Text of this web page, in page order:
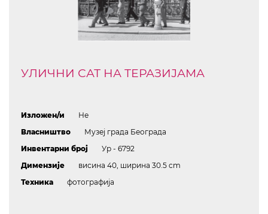
УЛИЧНИ САТ НА ТЕРАЗИЈАМА
Изложен/и
Не
Власништво
Музеј града Београда
Инвентарни број
Ур - 6792
Димензије
висина 40, ширина 30.5 cm
Техника
фотографија